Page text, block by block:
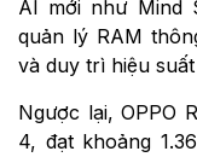
AI mới như Mind
quản lý RAM
và duy trì hiệu
Ngược lại, OPPO
4, đạt khoảng